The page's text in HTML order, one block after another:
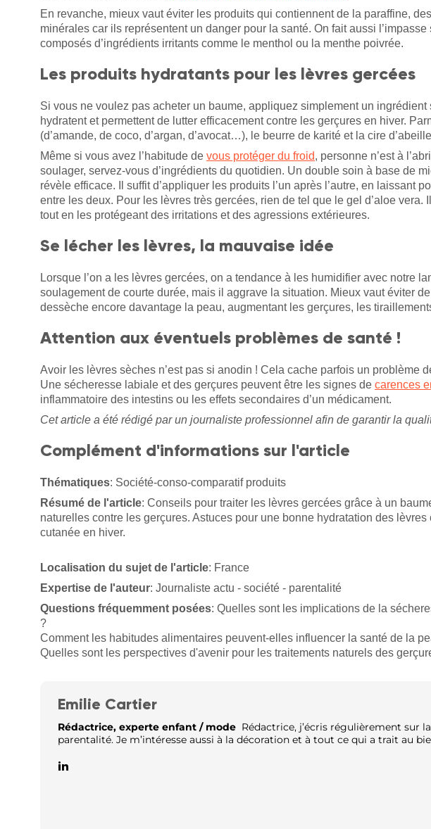
En revanche, mieux vaut éviter les produits qui contiennent de la paraffine,
minérales car ils représentent un danger pour la santé. On fait aussi
composés d’ingrédients irritants comme le menthol ou la menthe poivrée.
Les produits hydratants pour les lèvres gercées
Si vous ne voulez pas acheter un baume, appliquez simplement un
hydratent et permettent de lutter efficacement contre les gerçures en hiver.
(d’amande, de coco, d’argan, d’avocat…), le beurre de karité et la cire
Même si vous avez l’habitude de vous protéger du froid, personne n’est à
soulager, servez-vous d’ingrédients du quotidien. Un double soin à base de
révèle efficace. Il suffit d’appliquer les produits l’un après l’autre, en laissant
entre les deux. Pour les lèvres très gercées, rien de tel que le gel d’aloe vera.
tout en les protégeant des irritations et des agressions extérieures.
Se lécher les lèvres, la mauvaise idée
Lorsque l’on a les lèvres gercées, on a tendance à les humidifier avec notre
soulagement de courte durée, mais il aggrave la situation. Mieux vaut éviter
dessèche encore davantage la peau, augmentant les gerçures, les
Attention aux éventuels problèmes de santé !
Avoir les lèvres sèches n’est pas si anodin ! Cela cache parfois un problème
Une sécheresse labiale et des gerçures peuvent être les signes de carences
inflammatoire des intestins ou les effets secondaires d’un médicament.
Cet article a été rédigé par un journaliste professionnel afin de garantir la
Complément d'informations sur l'article
Thématiques: Société-conso-comparatif produits
Résumé de l'article: Conseils pour traiter les lèvres gercées grâce à un
naturelles contre les gerçures. Astuces pour une bonne hydratation des
cutanée en hiver.
Localisation du sujet de l'article: France
Expertise de l'auteur: Journaliste actu - société - parentalité
Questions fréquemment posées: Quelles sont les implications de la
?
Comment les habitudes alimentaires peuvent-elles influencer la santé de la
Quelles sont les perspectives d'avenir pour les traitements naturels des
Emilie Cartier
Rédactrice, experte enfant / mode Rédactrice, j’écris régulièrement sur la
parentalité. Je m’intéresse aussi à la décoration et à tout ce qui a trait au